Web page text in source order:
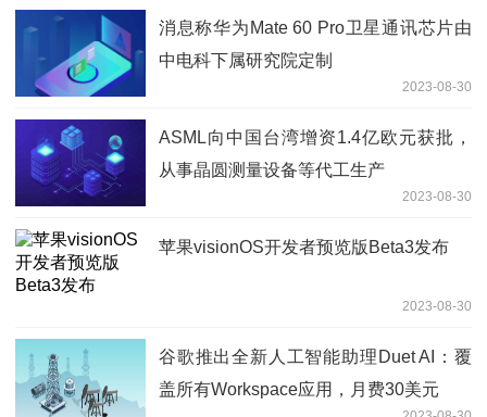
消息称华为Mate 60 Pro卫星通讯芯片由
中电科下属研究院定制
2023-08-30
ASML向中国台湾增资1.4亿欧元获批，
从事晶圆测量设备等代工生产
2023-08-30
苹果visionOS开发者预览版Beta3发布
2023-08-30
谷歌推出全新人工智能助理Duet AI：覆
盖所有Workspace应用，月费30美元